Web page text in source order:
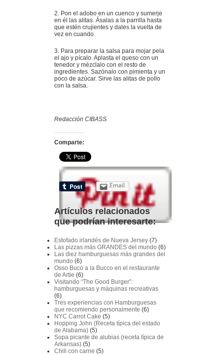
2. Pon el adobo en un cuenco y sumerje
en él las alitas. Ásalas a la parrilla hasta
que estén crujientes y dales la vuelta de
vez en cuando.
3. Para preparar la salsa para mojar pela
el ajo y pícalo. Aplasta el queso con un
tenedor y mézclalo con el resto de
ingredientes. Sazónalo con pimienta y un
poco de azúcar. Sirve las alitas de pollo
con la salsa.
Redacción CIBASS
Comparte:
Email
Artículos relacionados
que podrían interesarte:
Estofado irlandés de Nueva Jersey (7)
Las pizzas más GRANDES del mundo (6)
Las diez hamburguesas más grandes del
mundo (6)
Osso Buco a la Bucco en el restaurante
de Artie (6)
Visitando “The Good Burger”:
hamburguesas y máquinas recreativas
(6)
Tres experiencias con Hamburguesas
que recomiendo personalmente (6)
NYC Carrot Cake (5)
Hopping John (Receta típica del estado
de Alabama) (5)
Sopa picante de alubias (receta típica de
Arkansas) (5)
Chili con carne (5)